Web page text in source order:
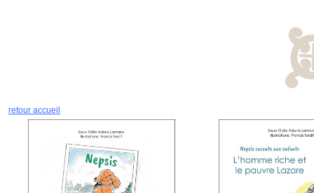
retour accueil